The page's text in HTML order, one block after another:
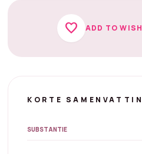
favorite ADD TO
KORTE
SUBSTANTIE